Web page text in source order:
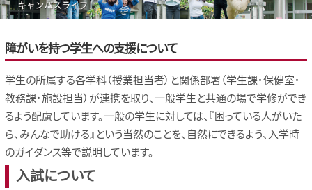
障がいを持つ学生への支援について
学生の所属する各学科（授業担当者）と関係部署（学生課・保健室・
教務課・施設担当）が連携を取り、一般学生と共通の場で学修ができ
るよう配慮しています。一般の学生に対しては、『困っている人がいた
ら、みんなで助ける』という当然のことを、自然にできるよう、入学時
のガイダンス等で説明しています。
入試について